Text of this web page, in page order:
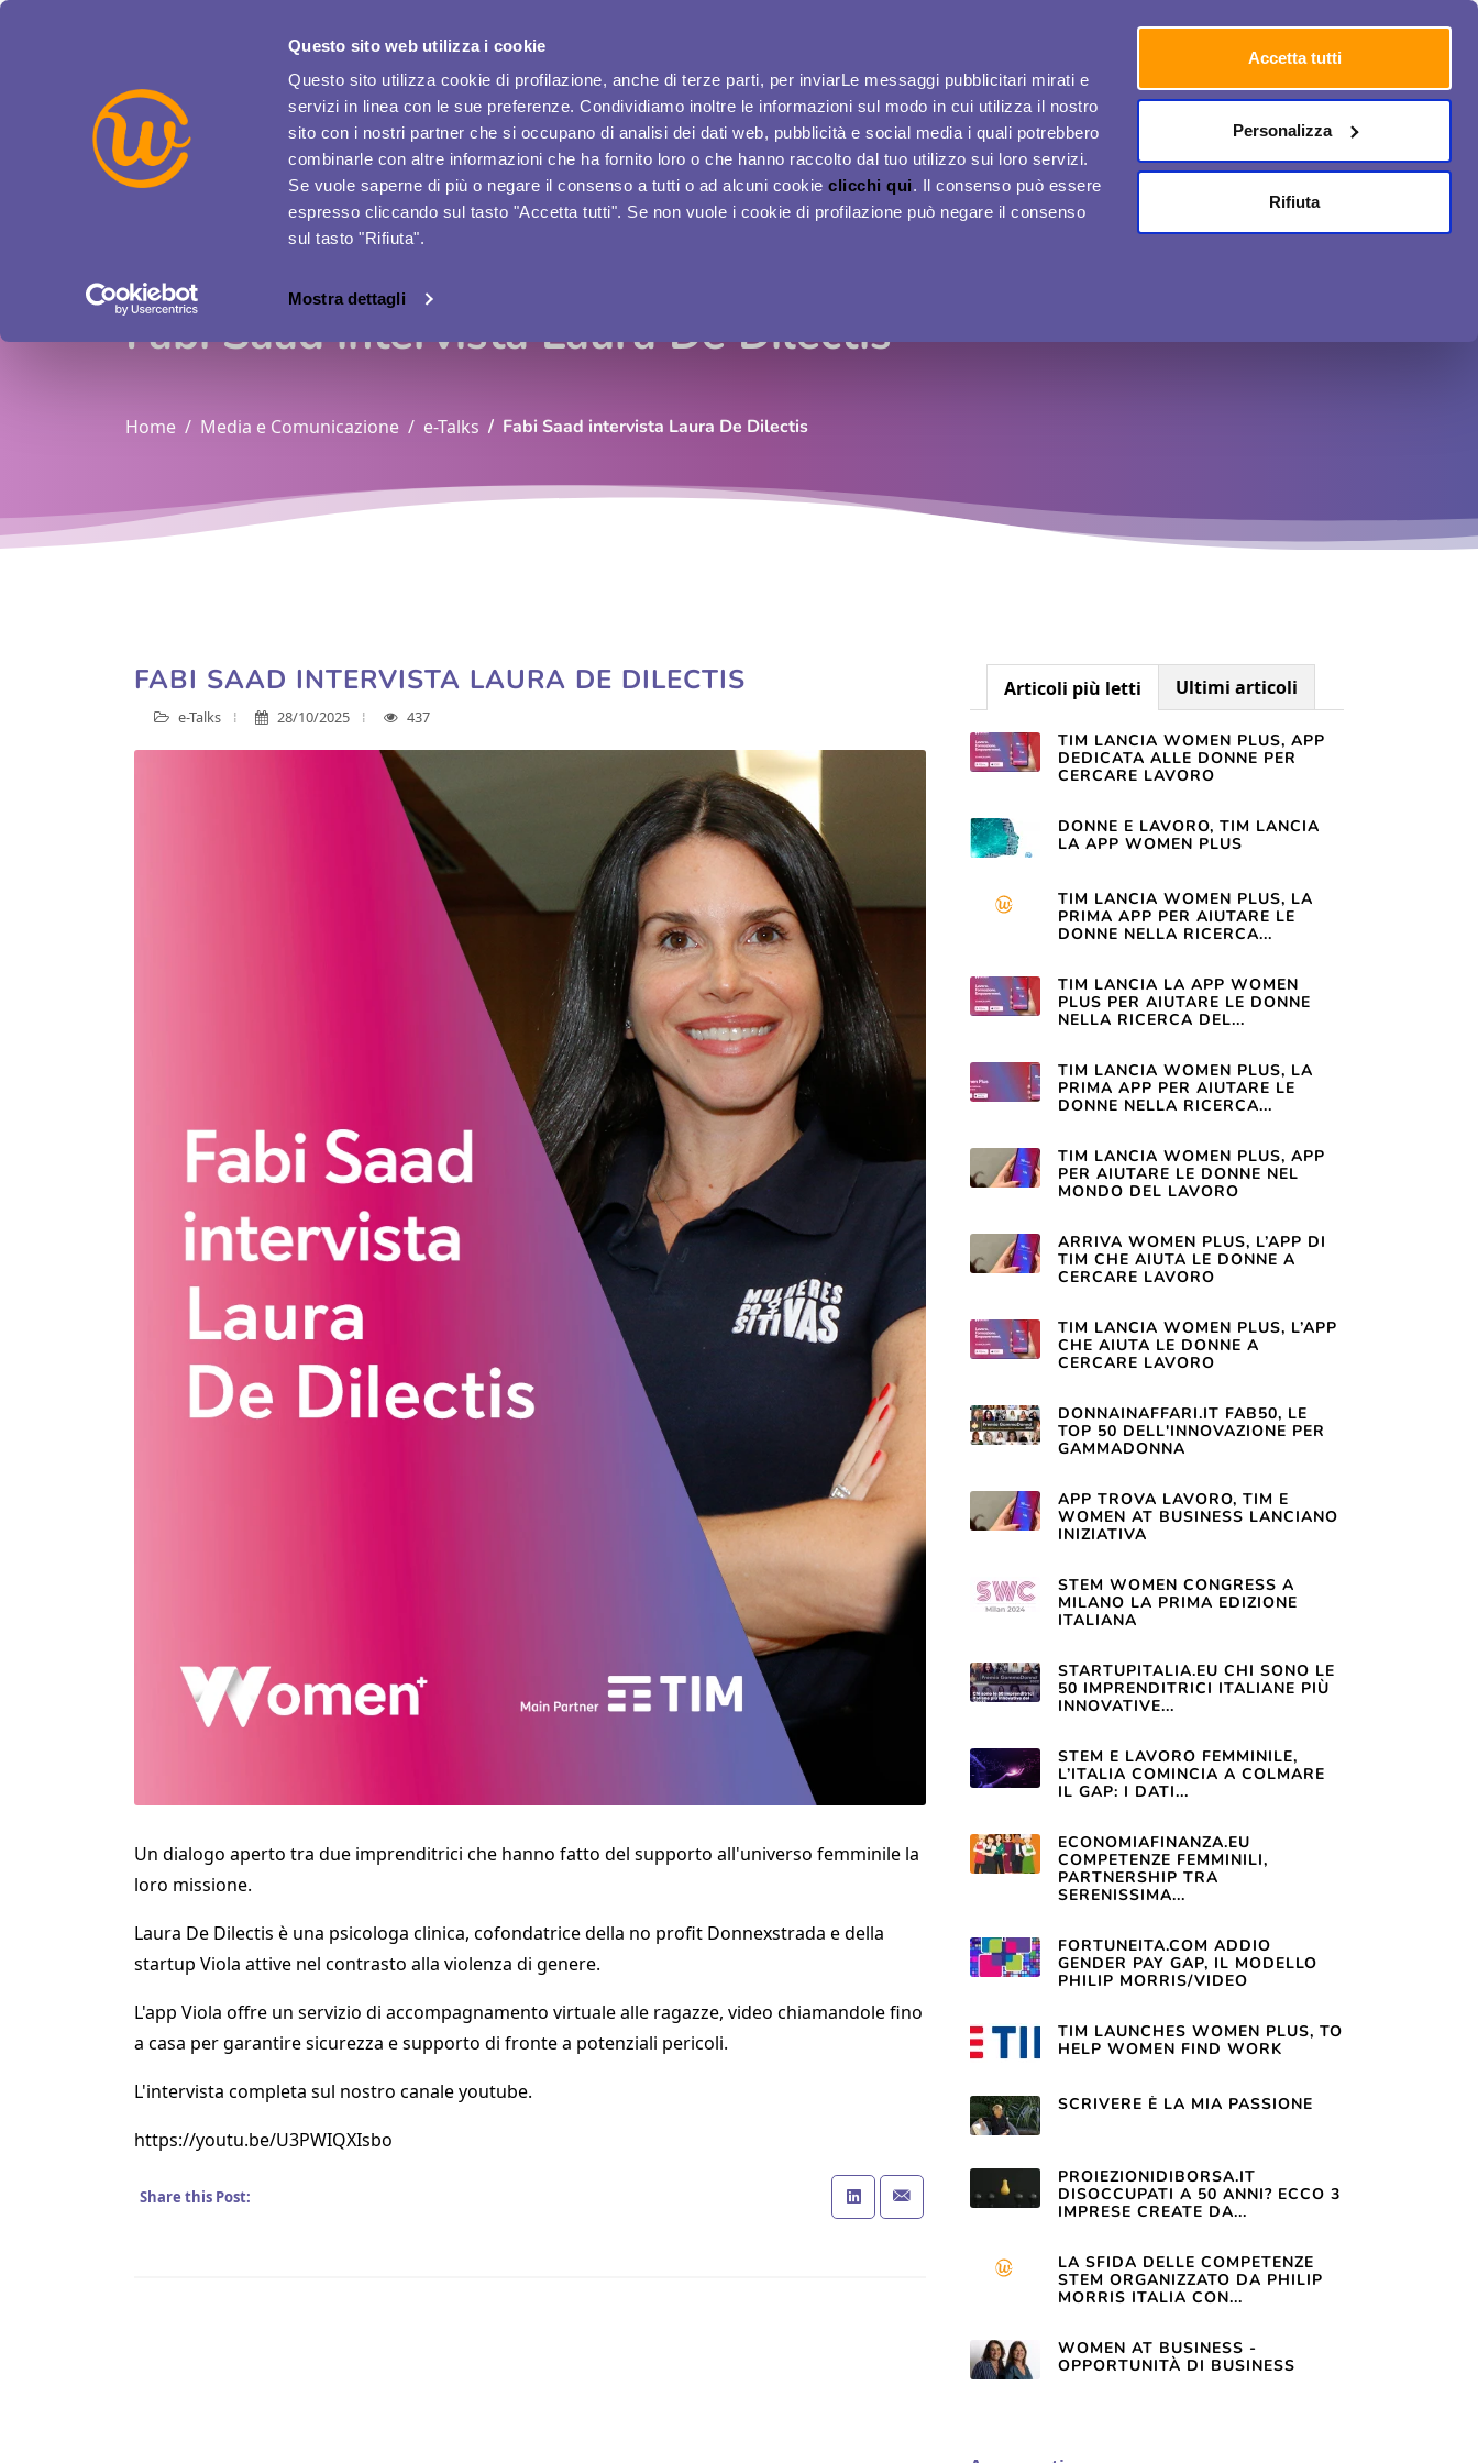
Questo sito web utilizza i cookie
Questo sito utilizza cookie di profilazione, anche di terze parti, per inviarLe messaggi pubblicitari mirati e
servizi in linea con le sue preferenze. Condividiamo inoltre le informazioni sul modo in cui utilizza il nostro
sito con i nostri partner che si occupano di analisi dei dati web, pubblicità e social media i quali potrebbero
combinarle con altre informazioni che ha fornito loro o che hanno raccolto dal tuo utilizzo sui loro servizi.
Se vuole saperne di più o negare il consenso a tutti o ad alcuni cookieclicchi qui. Il consenso può essere
espresso cliccando sul tasto "Accetta tutti". Se non vuole i cookie di profilazione può negare il consenso
sul tasto "Rifiuta".
Mostra dettagli
Accetta tutti
Personalizza
Rifiuta
ACCESSO AZIENDE
Home Eventi APP Women Plus Per le Aziende Media e Comunicazione Chi ci ha scelto Contatti
Fabi Saad intervista Laura De Dilectis
Home Media e Comunicazione e-Talks Fabi Saad intervista Laura De Dilectis
FABI SAAD INTERVISTA LAURA DE DILECTIS
e-Talks 28/10/2025 437
Un dialogo aperto tra due imprenditrici che hanno fatto del supporto all'universo femminile la
loro missione.
Laura De Dilectis è una psicologa clinica, cofondatrice della no profit Donnexstrada e della
startup Viola attive nel contrasto alla violenza di genere.
L'app Viola offre un servizio di accompagnamento virtuale alle ragazze, video chiamandole fino
a casa per garantire sicurezza e supporto di fronte a potenziali pericoli.
L'intervista completa sul nostro canaleyoutube.
https://youtu.be/U3PWIQXIsbo
Share this Post:
Articoli più letti Ultimi articoli
TIM LANCIA WOMEN PLUS, APP
DEDICATA ALLE DONNE PER
CERCARE LAVORO
DONNE E LAVORO, TIM LANCIA
LA APP WOMEN PLUS
TIM LANCIA WOMEN PLUS, LA
PRIMA APP PER AIUTARE LE
DONNE NELLA RICERCA...
TIM LANCIA LA APP WOMEN
PLUS PER AIUTARE LE DONNE
NELLA RICERCA DEL...
TIM LANCIA WOMEN PLUS, LA
PRIMA APP PER AIUTARE LE
DONNE NELLA RICERCA...
TIM LANCIA WOMEN PLUS, APP
PER AIUTARE LE DONNE NEL
MONDO DEL LAVORO
ARRIVA WOMEN PLUS, L’APP DI
TIM CHE AIUTA LE DONNE A
CERCARE LAVORO
TIM LANCIA WOMEN PLUS, L’APP
CHE AIUTA LE DONNE A
CERCARE LAVORO
DONNAINAFFARI.IT FAB50, LE
TOP 50 DELL'INNOVAZIONE PER
GAMMADONNA
APP TROVA LAVORO, TIM E
WOMEN AT BUSINESS LANCIANO
INIZIATIVA
STEM WOMEN CONGRESS A
MILANO LA PRIMA EDIZIONE
ITALIANA
STARTUPITALIA.EU CHI SONO LE
50 IMPRENDITRICI ITALIANE PIÙ
INNOVATIVE...
STEM E LAVORO FEMMINILE,
L’ITALIA COMINCIA A COLMARE
IL GAP: I DATI...
ECONOMIAFINANZA.EU
COMPETENZE FEMMINILI,
PARTNERSHIP TRA
SERENISSIMA...
FORTUNEITA.COM ADDIO
GENDER PAY GAP, IL MODELLO
PHILIP MORRIS/VIDEO
TIM LAUNCHES WOMEN PLUS, TO
HELP WOMEN FIND WORK
SCRIVERE È LA MIA PASSIONE
PROIEZIONIDIBORSA.IT
DISOCCUPATI A 50 ANNI? ECCO 3
IMPRESE CREATE DA...
LA SFIDA DELLE COMPETENZE
STEM ORGANIZZATO DA PHILIP
MORRIS ITALIA CON...
WOMEN AT BUSINESS -
OPPORTUNITÀ DI BUSINESS